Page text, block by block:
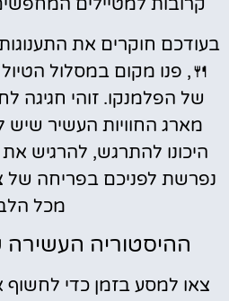
קרובות למטיילים
בעודכם חוקרים את
🍴, פנו מקום במסלול
של הפלמנקו. זוהי חגיגה
מארג החוויות העשיר
היכונו להתרגש, להרגיש
נפרשת לפניכם בפריחה של
מכל
ההיסטוריה
צאו למסע בזמן כדי